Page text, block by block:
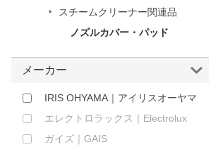
会員メニュー
お買いもの履歴
閲覧履歴
お知らせ
スチームクリーナー関連品
ノズルカバー・パッド
メーカー
IRIS OHYAMA｜アイリスオーヤマ
エレクトロラックス｜Electrolux
ガイズ｜GAIS